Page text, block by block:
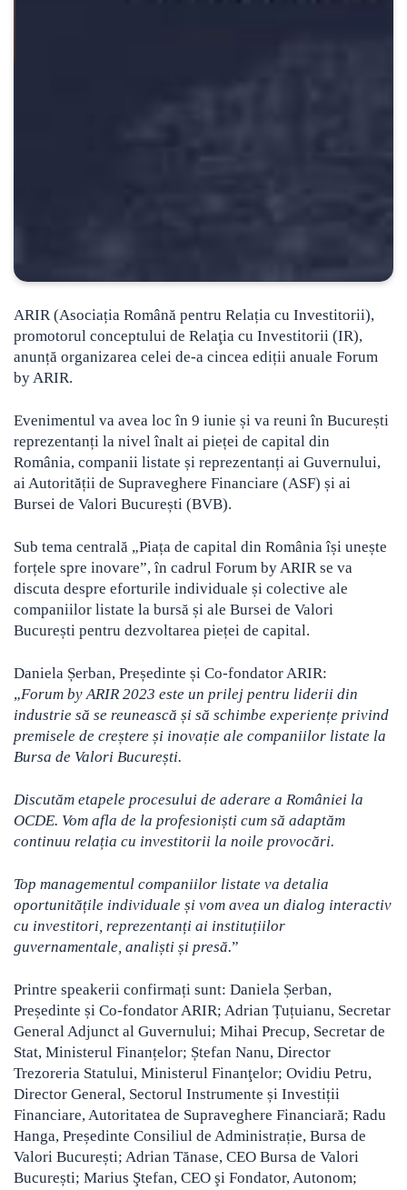
ARIR (Asociația Română pentru Relația cu Investitorii),
promotorul conceptului de Relaţia cu Investitorii (IR),
anunță organizarea celei de-a cincea ediții anuale Forum
by ARIR.
Evenimentul va avea loc în 9 iunie și va reuni în București
reprezentanți la nivel înalt ai pieței de capital din
România, companii listate și reprezentanți ai Guvernului,
ai Autorității de Supraveghere Financiare (ASF) și ai
Bursei de Valori București (BVB).
Sub tema centrală „Piața de capital din România își unește
forțele spre inovare”, în cadrul Forum by ARIR se va
discuta despre eforturile individuale și colective ale
companiilor listate la bursă și ale Bursei de Valori
București pentru dezvoltarea pieței de capital.
Daniela Șerban, Președinte și Co-fondator ARIR:
„Forum by ARIR 2023 este un prilej pentru liderii din
industrie să se reunească și să schimbe experiențe privind
premisele de creștere și inovație ale companiilor listate la
Bursa de Valori București.
Discutăm etapele procesului de aderare a României la
OCDE. Vom afla de la profesioniști cum să adaptăm
continuu relația cu investitorii la noile provocări.
Top managementul companiilor listate va detalia
oportunitățile individuale și vom avea un dialog interactiv
cu investitori, reprezentanți ai instituțiilor
guvernamentale, analiști și presă.”
Printre speakerii confirmați sunt: Daniela Șerban,
Președinte și Co-fondator ARIR; Adrian Țuțuianu, Secretar
General Adjunct al Guvernului; Mihai Precup, Secretar de
Stat, Ministerul Finanțelor; Ștefan Nanu, Director
Trezoreria Statului, Ministerul Finanţelor; Ovidiu Petru,
Director General, Sectorul Instrumente și Investiții
Financiare, Autoritatea de Supraveghere Financiară; Radu
Hanga, Președinte Consiliul de Administrație, Bursa de
Valori București; Adrian Tănase, CEO Bursa de Valori
București; Marius Ştefan, CEO şi Fondator, Autonom;